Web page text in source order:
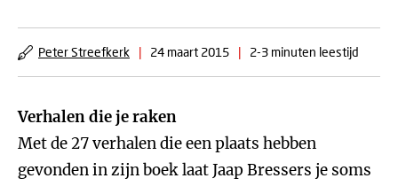
Peter Streefkerk | 24 maart 2015 | 2-3 minuten leestijd
Verhalen die je raken
Met de 27 verhalen die een plaats hebben
gevonden in zijn boek laat Jaap Bressers je soms